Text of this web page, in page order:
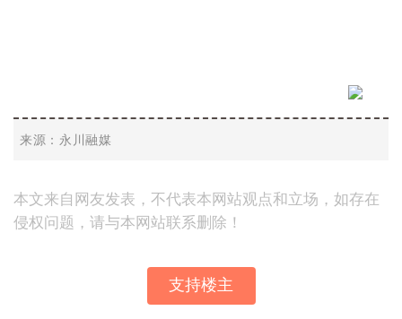
来源：永川融媒
本文来自网友发表，不代表本网站观点和立场，如存在
侵权问题，请与本网站联系删除！
支持楼主